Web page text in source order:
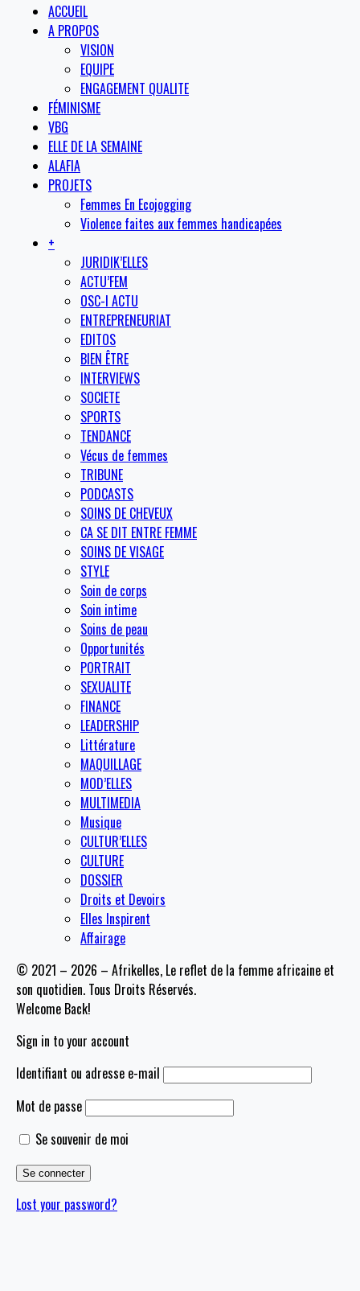
ACCUEIL
A PROPOS
VISION
EQUIPE
ENGAGEMENT QUALITE
FÉMINISME
VBG
ELLE DE LA SEMAINE
ALAFIA
PROJETS
Femmes En Ecojogging
Violence faites aux femmes handicapées
+
JURIDIK’ELLES
ACTU’FEM
OSC-I ACTU
ENTREPRENEURIAT
EDITOS
BIEN ÊTRE
INTERVIEWS
SOCIETE
SPORTS
TENDANCE
Vécus de femmes
TRIBUNE
PODCASTS
SOINS DE CHEVEUX
CA SE DIT ENTRE FEMME
SOINS DE VISAGE
STYLE
Soin de corps
Soin intime
Soins de peau
Opportunités
PORTRAIT
SEXUALITE
FINANCE
LEADERSHIP
Littérature
MAQUILLAGE
MOD’ELLES
MULTIMEDIA
Musique
CULTUR’ELLES
CULTURE
DOSSIER
Droits et Devoirs
Elles Inspirent
Affairage
© 2021 – 2026 – Afrikelles, Le reflet de la femme africaine et
son quotidien. Tous Droits Réservés.
Welcome Back!
Sign in to your account
Identifiant ou adresse e-mail
Mot de passe
Se souvenir de moi
Lost your password?